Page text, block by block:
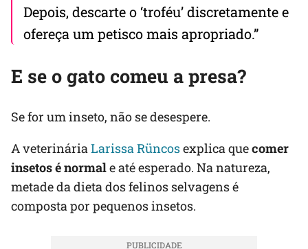
Depois, descarte o ‘troféu’ discretamente e
ofereça um petisco mais apropriado.”
E se o gato comeu a presa?
Se for um inseto, não se desespere.
A veterináriaLarissa Rüncosexplica quecomer
insetos é normale até esperado. Na natureza,
metade da dieta dos felinos selvagens é
composta por pequenos insetos.